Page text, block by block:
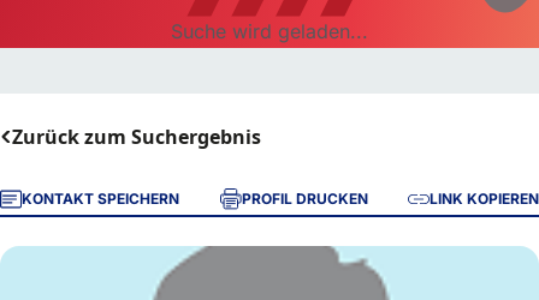
Suche wird geladen...
Zurück zum Suchergebnis
KONTAKT SPEICHERN PROFIL DRUCKEN LINK KOPIEREN